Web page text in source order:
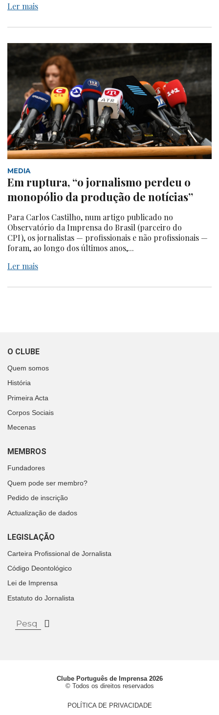
Ler mais
MEDIA
Em ruptura, “o jornalismo perdeu o
monopólio da produção de notícias”
Para Carlos Castilho, num artigo publicado no
Observatório da Imprensa do Brasil (parceiro do
CPI), os jornalistas — profissionais e não profissionais —
foram, ao longo dos últimos anos,...
Ler mais
O CLUBE
Quem somos
História
Primeira Acta
Corpos Sociais
Mecenas
MEMBROS
Fundadores
Quem pode ser membro?
Pedido de inscrição
Actualização de dados
LEGISLAÇÃO
Carteira Profissional de Jornalista
Código Deontológico
Lei de Imprensa
Estatuto do Jornalista
Clube Português de Imprensa 2026
© Todos os direitos reservados
POLÍTICA DE PRIVACIDADE